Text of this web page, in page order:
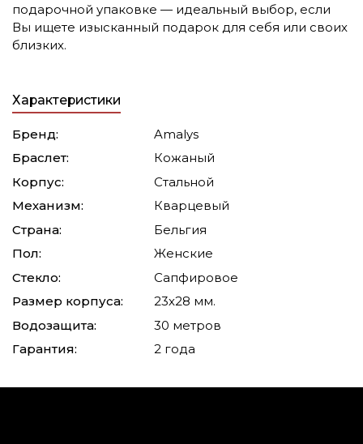
подарочной упаковке — идеальный выбор, если
Вы ищете изысканный подарок для себя или своих
близких.
Характеристики
Бренд:
Amalys
Браслет:
Кожаный
Корпус:
Стальной
Механизм:
Кварцевый
Страна:
Бельгия
Пол:
Женские
Стекло:
Сапфировое
Размер корпуса:
23х28 мм.
Водозащита:
30 метров
Гарантия:
2 года